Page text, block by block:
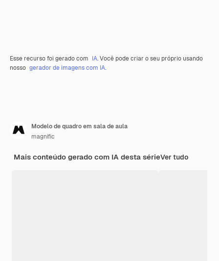
Esse recurso foi gerado com IA. Você pode criar o seu próprio usando
nosso gerador de imagens com IA.
Modelo de quadro em sala de aula
magnific
Mais conteúdo gerado com IA desta sérieVer tudo